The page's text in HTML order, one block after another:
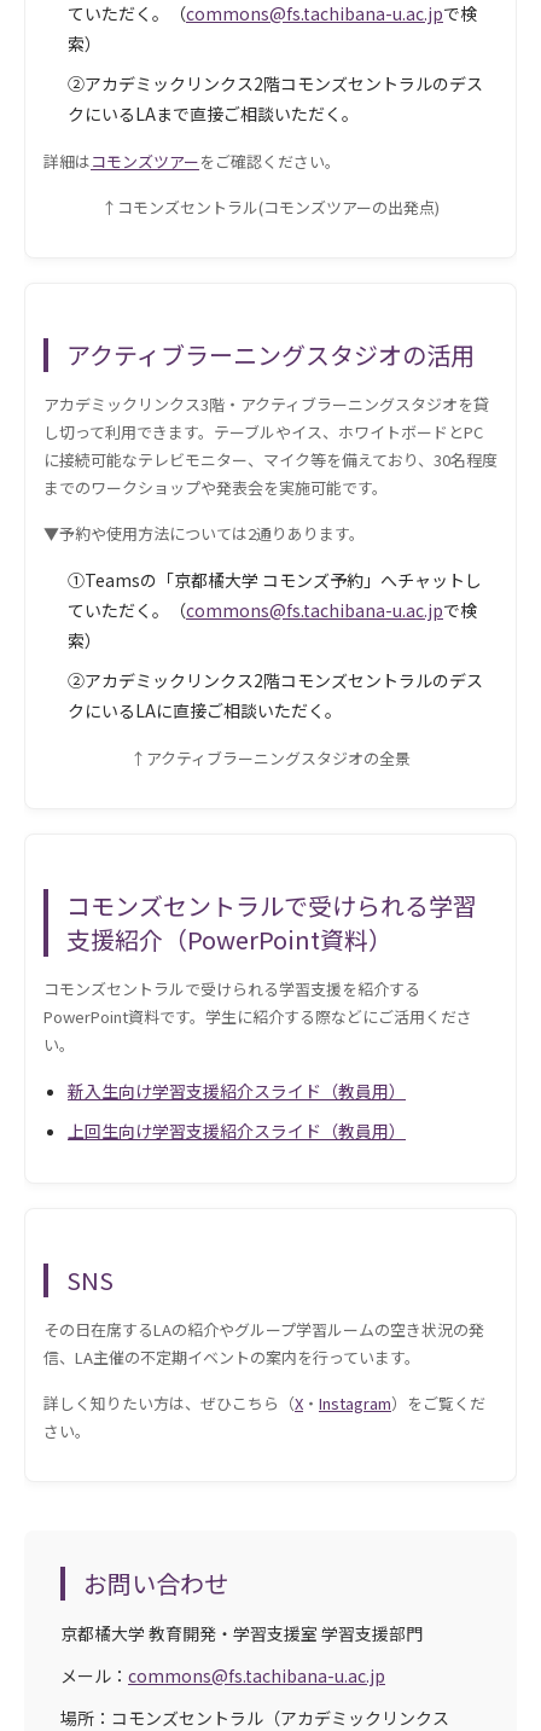
ていただく。（commons@fs.tachibana-u.ac.jpで検
索）
②アカデミックリンクス2階コモンズセントラルのデス
クにいるLAまで直接ご相談いただく。
詳細はコモンズツアーをご確認ください。
↑コモンズセントラル(コモンズツアーの出発点)
アクティブラーニングスタジオの活用
アカデミックリンクス3階・アクティブラーニングスタジオを貸
し切って利用できます。テーブルやイス、ホワイトボードとPC
に接続可能なテレビモニター、マイク等を備えており、30名程度
までのワークショップや発表会を実施可能です。
▼予約や使用方法については2通りあります。
①Teamsの「京都橘大学 コモンズ予約」へチャットし
ていただく。（commons@fs.tachibana-u.ac.jpで検
索）
②アカデミックリンクス2階コモンズセントラルのデス
クにいるLAに直接ご相談いただく。
↑アクティブラーニングスタジオの全景
コモンズセントラルで受けられる学習
支援紹介（PowerPoint資料）
コモンズセントラルで受けられる学習支援を紹介する
PowerPoint資料です。学生に紹介する際などにご活用くださ
い。
新入生向け学習支援紹介スライド（教員用）
上回生向け学習支援紹介スライド（教員用）
SNS
その日在席するLAの紹介やグループ学習ルームの空き状況の発
信、LA主催の不定期イベントの案内を行っています。
詳しく知りたい方は、ぜひこちら（X ・ Instagram）をご覧くだ
さい。
お問い合わせ
京都橘大学 教育開発・学習支援室 学習支援部門
メール： commons@fs.tachibana-u.ac.jp
場所：コモンズセントラル（アカデミックリンクス